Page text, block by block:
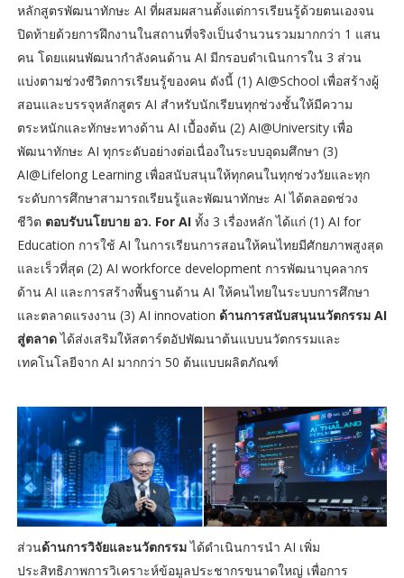
หลักสูตรพัฒนาทักษะ AI ที่ผสมผสานตั้งแต่การเรียนรู้ด้วยตนเองจน
ปิดท้ายด้วยการฝึกงานในสถานที่จริงเป็นจำนวนรวมมากกว่า 1 แสน
คน โดยแผนพัฒนากำลังคนด้าน AI มีกรอบดำเนินการใน 3 ส่วน
แบ่งตามช่วงชีวิตการเรียนรู้ของคน ดังนี้ (1) AI@School เพื่อสร้างผู้
สอนและบรรจุหลักสูตร AI สำหรับนักเรียนทุกช่วงชั้นให้มีความ
ตระหนักและทักษะทางด้าน AI เบื้องต้น (2) AI@University เพื่อ
พัฒนาทักษะ AI ทุกระดับอย่างต่อเนื่องในระบบอุดมศึกษา (3)
AI@Lifelong Learning เพื่อสนับสนุนให้ทุกคนในทุกช่วงวัยและทุก
ระดับการศึกษาสามารถเรียนรู้และพัฒนาทักษะ AI ได้ตลอดช่วง
ชีวิต ตอบรับนโยบาย อว. For AI ทั้ง 3 เรื่องหลัก ได้แก่ (1) AI for
Education การใช้ AI ในการเรียนการสอนให้คนไทยมีศักยภาพสูงสุด
และเร็วที่สุด (2) AI workforce development การพัฒนาบุคลากร
ด้าน AI และการสร้างพื้นฐานด้าน AI ให้คนไทยในระบบการศึกษา
และตลาดแรงงาน (3) AI innovation ด้านการสนับสนุนนวัตกรรม AI
สู่ตลาดได้ส่งเสริมให้สตาร์ตอัปพัฒนาต้นแบบนวัตกรรมและ
เทคโนโลยีจาก AI มากกว่า 50 ต้นแบบผลิตภัณฑ์
ส่วนด้านการวิจัยและนวัตกรรมได้ดำเนินการนำ AI เพิ่ม
ประสิทธิภาพการวิเคราะห์ข้อมูลประชากรขนาดใหญ่ เพื่อการ